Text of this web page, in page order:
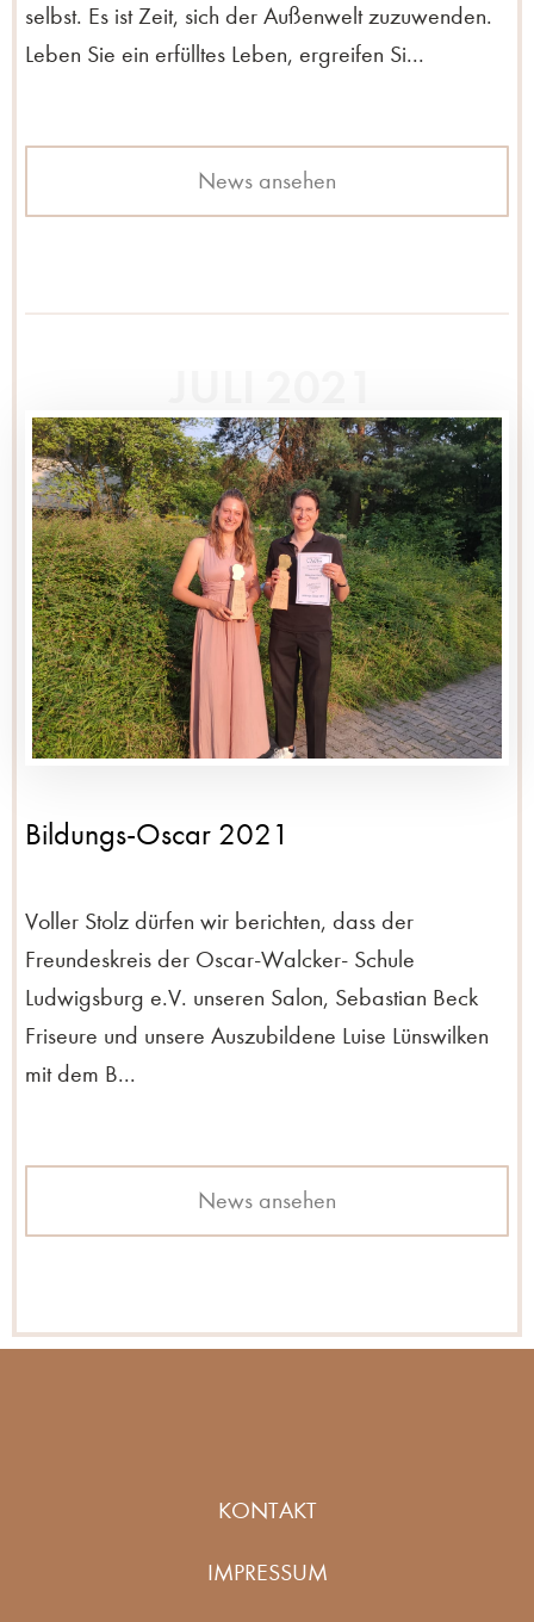
selbst. Es ist Zeit, sich der Außenwelt zuzuwenden.
Leben Sie ein erfülltes Leben, ergreifen Si...
News ansehen
Bildungs-Oscar 2021
Voller Stolz dürfen wir berichten, dass der
Freundeskreis der Oscar-Walcker- Schule
Ludwigsburg e.V. unseren Salon, Sebastian Beck
Friseure und unsere Auszubildene Luise Lünswilken
mit dem B...
News ansehen
KONTAKT
IMPRESSUM